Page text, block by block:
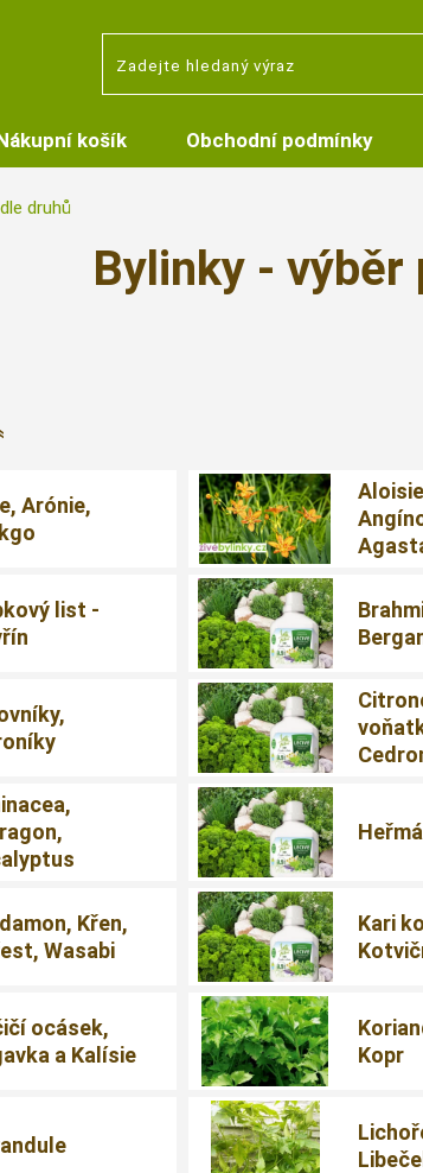
košík Obchodní podmínky
druhů
Bylinky - výběr
Arónie,
list -
Křen,
Wasabi
Kari
ocásek,
a Kalísie
Kopr